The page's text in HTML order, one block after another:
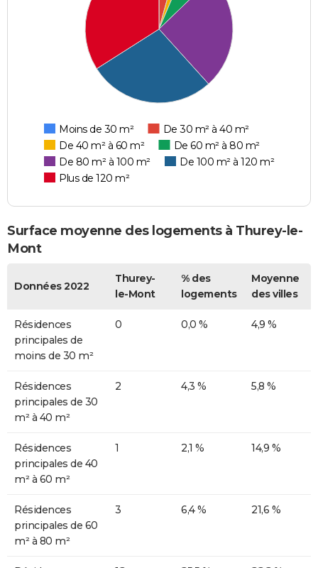
Moins de 30 m²
De 30 m² à 40 m²
De 40 m² à 60 m²
De 60 m² à 80 m²
De 80 m² à 100 m²
De 100 m² à 120 m²
Plus de 120 m²
Surface moyenne des logements à Thurey-le-
Mont
Données 2022
Thurey-
le-Mont
% des
logements
Moyenne
des villes
Résidences
principales de
moins de 30 m²
0 0,0 % 4,9 %
Résidences
principales de 30
m² à 40 m²
2 4,3 % 5,8 %
Résidences
principales de 40
m² à 60 m²
1 2,1 % 14,9 %
Résidences
principales de 60
m² à 80 m²
3 6,4 % 21,6 %